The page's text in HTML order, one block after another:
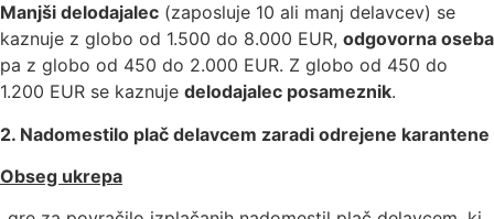
Manjši delodajalec (zaposluje 10 ali manj delavcev) se
kaznuje z globo od 1.500 do 8.000 EUR, odgovorna oseba
pa z globo od 450 do 2.000 EUR. Z globo od 450 do
1.200 EUR se kaznuje delodajalec posameznik.
2. Nadomestilo plač delavcem zaradi odrejene karantene
Obseg ukrepa